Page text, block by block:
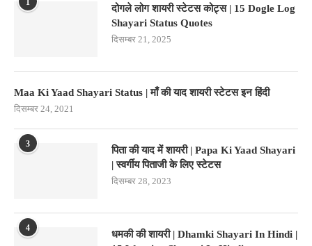
दोगले लोग शायरी स्टेटस कोट्स | 15 Dogle Log
Shayari Status Quotes
दिसम्बर 21, 2025
Maa Ki Yaad Shayari Status | माँ की याद शायरी स्टेटस इन हिंदी
दिसम्बर 24, 2021
3
पिता की याद में शायरी | Papa Ki Yaad Shayari
| स्वर्गीय पिताजी के लिए स्टेटस
दिसम्बर 28, 2023
4
धमकी की शायरी | Dhamki Shayari In Hindi |